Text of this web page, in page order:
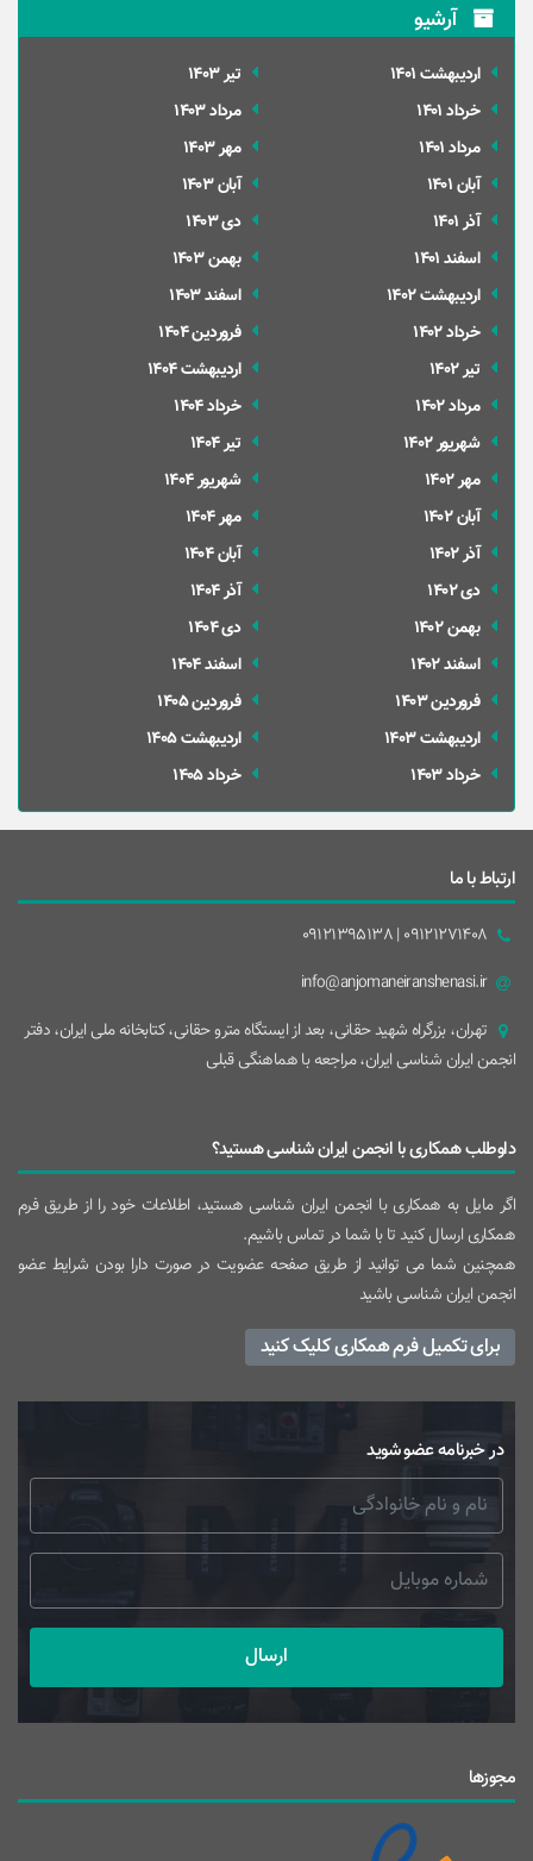
آرشیو
ارديبهشت 1401
خرداد 1401
مرداد 1401
آبان 1401
آذر 1401
اسفند 1401
ارديبهشت 1402
خرداد 1402
تير 1402
مرداد 1402
شهریور 1402
مهر 1402
آبان 1402
آذر 1402
دی 1402
بهمن 1402
اسفند 1402
فروردین 1403
ارديبهشت 1403
خرداد 1403
تير 1403
مرداد 1403
مهر 1403
آبان 1403
دی 1403
بهمن 1403
اسفند 1403
فروردین 1404
ارديبهشت 1404
خرداد 1404
تير 1404
شهریور 1404
مهر 1404
آبان 1404
آذر 1404
دی 1404
اسفند 1404
فروردین 1405
ارديبهشت 1405
خرداد 1405
ارتباط با ما
09121271408 | 09121395138
info@anjomaneiranshenasi.ir
تهران، بزرگراه شهيد حقانی، بعد از ايستگاه مترو حقانی، کتابخانه ملی ایران، دفتر
انجمن ایران شناسی ایران، مراجعه با هماهنگی قبلی
داوطلب همکاری با انجمن ایران شناسی هستید؟
اگر مایل به همکاری با انجمن ایران شناسی هستید، اطلاعات خود را از طریق فرم
همکاری ارسال کنید تا با شما در تماس باشیم.
همچنین شما می توانید از طریق صفحه عضویت در صورت دارا بودن شرایط عضو
انجمن ایران شناسی باشید
برای تکمیل فرم همکاری کلیک کنید
در خبرنامه عضو شوید
ارسال
مجوزها